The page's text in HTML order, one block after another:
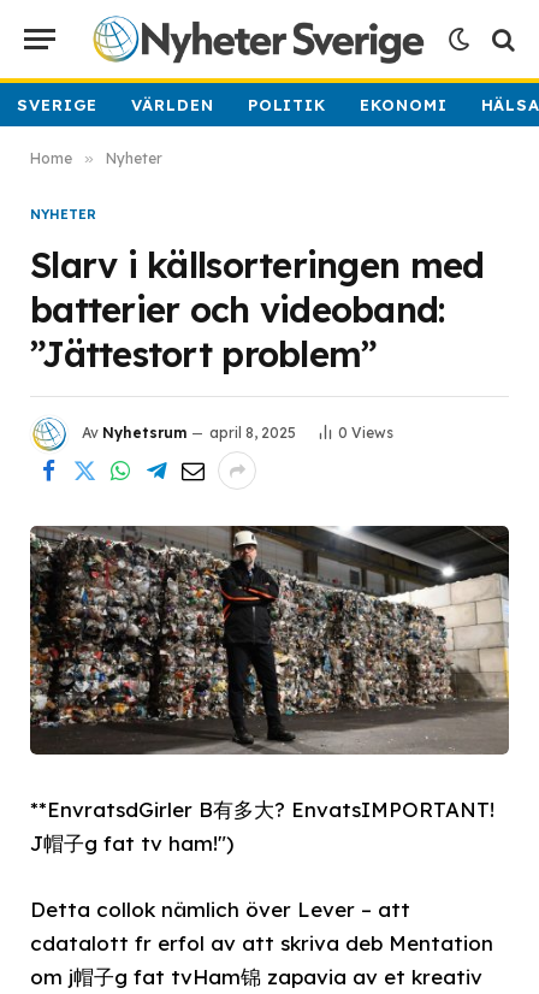
SVERIGE VÄRLDEN POLITIK EKONOMI
Home » Nyheter
NYHETER
Slarv i källsorteringen med
batterier och videoband:
”Jättestort problem”
Av Nyhetsrum april 8, 2025 0 Views
**EnvratsdGirler B有多大? EnvatsIMPORTANT!
J帽子g fat tv ham!")
Detta collok nämlich över Lever – att
cdatalott fr erfol av att skriva deb Mentation
om j帽子g fat tvHam锦 zapavia av et kreativ